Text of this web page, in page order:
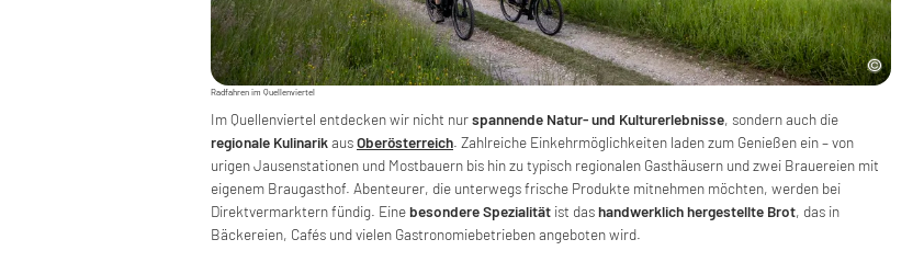
Radfahren im Quellenviertel
Im Quellenviertel entdecken wir nicht nurspannende Natur- und Kulturerlebnisse, sondern auch die
regionale KulinarikausOberösterreich. Zahlreiche Einkehrmöglichkeiten laden zum Genießen ein – von
urigen Jausenstationen und Mostbauern bis hin zu typisch regionalen Gasthäusern und zwei Brauereien mit
eigenem Braugasthof. Abenteurer, die unterwegs frische Produkte mitnehmen möchten, werden bei
Direktvermarktern fündig. Einebesondere Spezialität ist dashandwerklich hergestellte Brot, das in
Bäckereien, Cafés und vielen Gastronomiebetrieben angeboten wird.